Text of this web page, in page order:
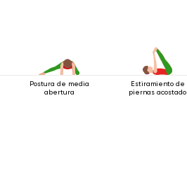
Postura de media
abertura
Estiramiento de
piernas acostado